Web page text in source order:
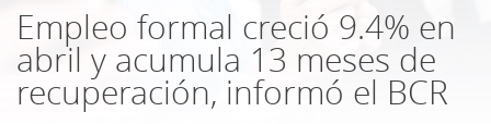
Empleo formal creció 9.4% en
abril y acumula 13 meses de
recuperación, informó el BCR
Más Cursos